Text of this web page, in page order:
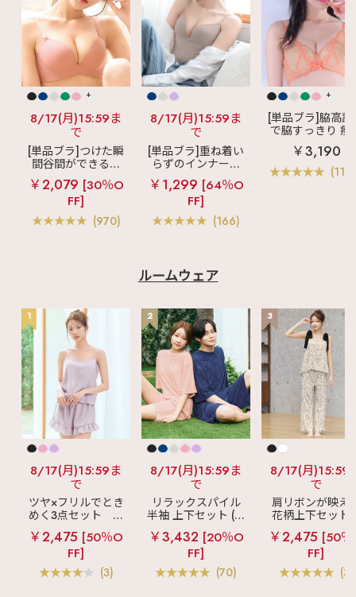
+
8/17(月)15:59ま
で
[単品ブラ]つけた瞬
間谷間ができるシ
ームレスブラ
超
盛ブラ(R) シームレ
ス 単品ブラジャー
￥2,079 [30％O
FF]
(970)
8/17(月)15:59ま
で
[単品ブラ]重ね着い
らずのインナーブ
ラ
リッチバスト
ブラトップ (ワイヤ
ー入り)
￥1,299 [64％O
FF]
(166)
+
[単品ブラ]脇高設
で脇すっきり 痩
見えブラ
カシ
クールレース脇
ブラ(R) 単品ブラ
ャー
￥3,190
ルームウェア
1
8/17(月)15:59ま
で
ツヤ×フリルでとき
めく3点セット
シ
ルキー ショートパ
ンツ 3点セット
￥2,475 [50％O
FF]
(3)
2
8/17(月)15:59ま
で
リラックスパイル
半袖 上下セット (男
女兼用サイズ)
￥3,432 [20％O
FF]
(70)
3
8/17(月)15:59
で
肩リボンが映え
花柄上下セット
メニーフラワー
ングパンツ 上下
ット
￥2,475 [50
FF]
(3)